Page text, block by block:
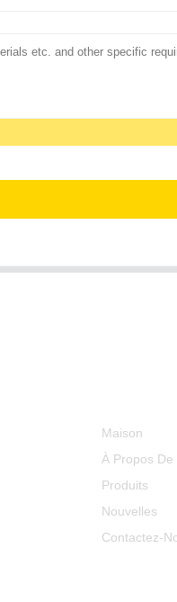
Maison
À Propos De
Produits
Nouvelles
Contactez-